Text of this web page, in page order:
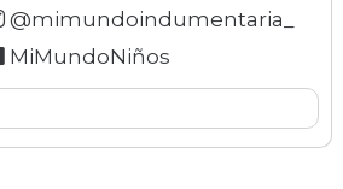
@mimundoindumentaria_
MiMundoNiños